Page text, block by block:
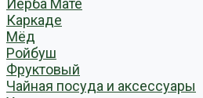
Йерба Мате
Каркаде
Мёд
Ройбуш
Фруктовый
Чайная посуда и аксессуары